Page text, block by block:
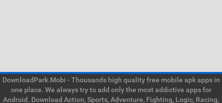
DownloadPark.Mobi - Thousands high quality free mobile apk apps in
one place. We always try to add only the most addictive apps for
Android. Download Action, Sports, Adventure, Fighting, Logic, Racing,